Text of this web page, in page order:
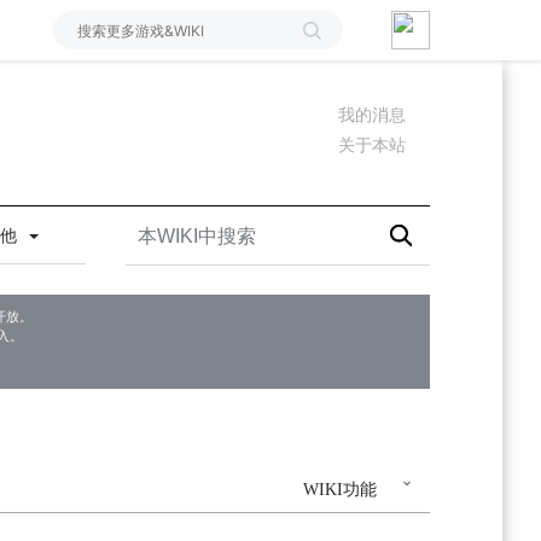
我的消息
关于本站
。
。
WIKI功能